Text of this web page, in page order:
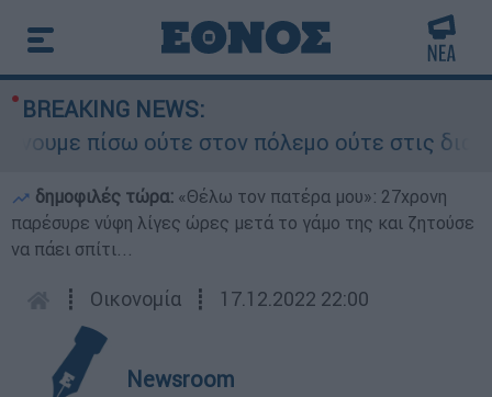
BREAKING NEWS:
πίσω ούτε στον πόλεμο ούτε στις
δημοφιλές τώρα: «Θέλω τον πατέρα μου»: 27χρονη
παρέσυρε νύφη λίγες ώρες μετά το γάμο της και ζητούσε
να πάει σπίτι...
┋ Οικονομία ┋ 17.12.2022 22:00
Newsroom